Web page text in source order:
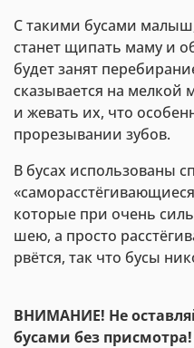
С такими бусами
станет щипать маму и
будет занят
сказывается на мелкой
и жевать их, что
прорезывании зубов.
В бусах использованы
которые при очень
шею, а просто
рвётся, так что бусы
ВНИМАНИЕ! Не
бусами без присмотра!